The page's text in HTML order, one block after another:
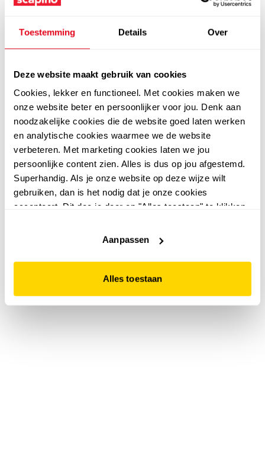
Toestemming Details Over
Deze website maakt gebruik van cookies
Cookies, lekker en functioneel. Met cookies maken we
onze website beter en persoonlijker voor jou. Denk aan
noodzakelijke cookies die de website goed laten werken
en analytische cookies waarmee we de website
verbeteren. Met marketing cookies laten we jou
persoonlijke content zien. Alles is dus op jou afgestemd.
Superhandig. Als je onze website op deze wijze wilt
gebruiken, dan is het nodig dat je onze cookies
accepteert. Dit doe je door op "Alles toestaan" te klikken.
website niet optimaal functioneert.
Aanpassen
Alles toestaan